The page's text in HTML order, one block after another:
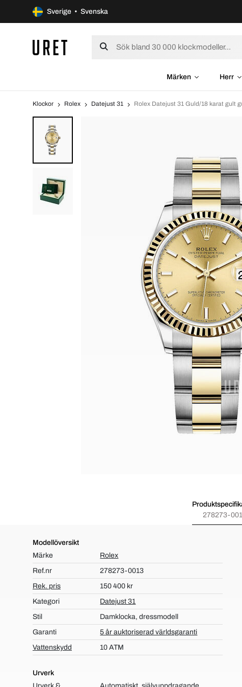
Sverige • Svenska
Märken Herr
Klockor Rolex Datejust 31 Rolex Datejust 31 Guld/18 karat gult
278273-
Modellöversikt
Märke
Rolex
Ref.nr
278273-0013
Rek. pris
150 400 kr
Kategori
Datejust 31
Stil
Damklocka, dressmodell
Garanti
5 år auktoriserad världsgaranti
Vattenskydd
10 ATM
Urverk